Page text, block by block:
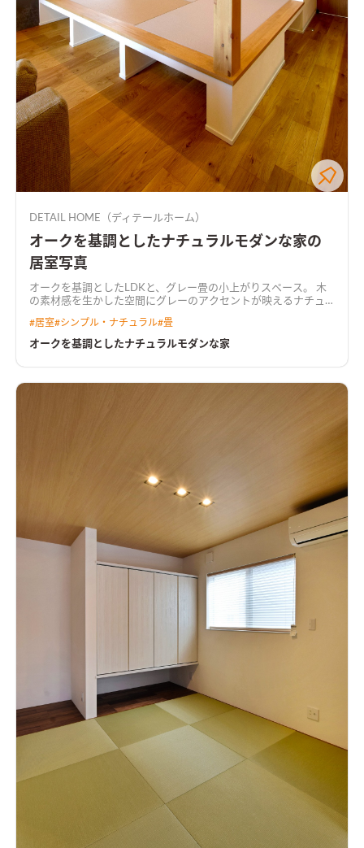
DETAIL HOME（ディテールホーム）
オークを基調としたナチュラルモダンな家の
居室写真
オークを基調としたLDKと、グレー畳の小上がりスペース。 木
の素材感を生かした空間にグレーのアクセントが映えるナチュ
#居室#シンプル・ナチュラル#畳
オークを基調としたナチュラルモダンな家